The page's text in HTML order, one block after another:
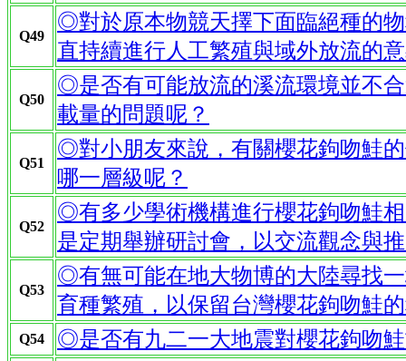
Q49
◎對於原本物競天擇下面臨絕種的
直持續進行人工繁殖與域外放流的
Q50
◎是否有可能放流的溪流環境並不
載量的問題呢？
Q51
◎對小朋友來說，有關櫻花鉤吻鮭
哪一層級呢？
Q52
◎有多少學術機構進行櫻花鉤吻鮭
是定期舉辦研討會，以交流觀念與
Q53
◎有無可能在地大物博的大陸尋找
育種繁殖，以保留台灣櫻花鉤吻鮭
Q54 ◎是否有九二一大地震對櫻花鉤吻